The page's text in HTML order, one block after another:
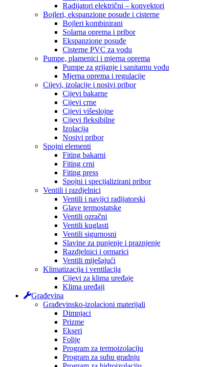
Radijatori električni – konvektori
Bojleri, ekspanzione posude i cisterne
Bojleri kombinirani
Solarna oprema i pribor
Ekspanzione posuđe
Cisterne PVC za vodu
Pumpe, plamenici i mjerna oprema
Pumpe za grijanje i sanitarnu vodu
Mjerna oprema i regulacije
Cijevi, izolacije i nosivi pribor
Cijevi bakarne
Cijevi crne
Cijevi višeslojne
Cijevi fleksibilne
Izolacija
Nosivi pribor
Spojni elementi
Fiting bakarni
Fiting crni
Fiting press
Spojni i specijalizirani pribor
Ventili i razdjelnici
Ventili i navijci radijatorski
Glave termostatske
Ventili ozračni
Ventili kuglasti
Ventili sigurnosni
Slavine za punjenje i praznjenje
Razdjelnici i ormarici
Ventili miješajući
Klimatizacija i ventilacija
Cijevi za klima uređaje
Klima uređaji
Građevina
Građevinsko-izolacioni materijali
Dimnjaci
Prizme
Ekseri
Folije
Program za termoizolaciju
Program za suhu gradnju